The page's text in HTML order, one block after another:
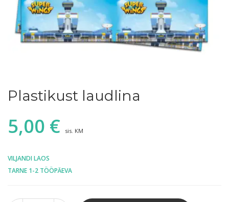
Plastikust laudlina
5,00 € sis. KM
VILJANDI LAOS
TARNE 1-2 TÖÖPÄEVA